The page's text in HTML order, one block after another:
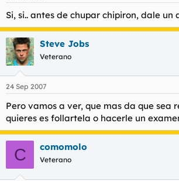
Si, si.. antes de chupar chipiron, dale un
Steve Jobs
Veterano
24 Sep 2007
Pero vamos a ver, que mas da que sea
quieres es follartela o hacerle un
C comomolo
Veterano